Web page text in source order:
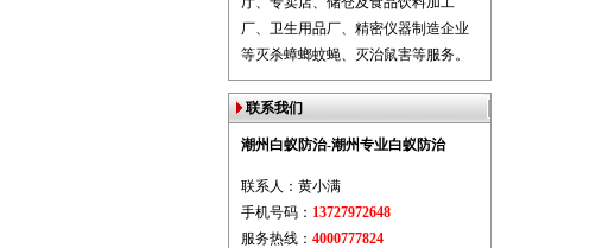
厂、卫生用品厂、精密仪器制造企业
等灭杀蟑螂蚊蝇、灭治鼠害等服务。
联系我们
潮州白蚁防治-潮州专业白蚁防治
联系人：黄小满
手机号码： 13727972648
服务热线： 4000777824